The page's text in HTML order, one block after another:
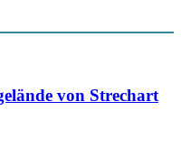
von Strechart